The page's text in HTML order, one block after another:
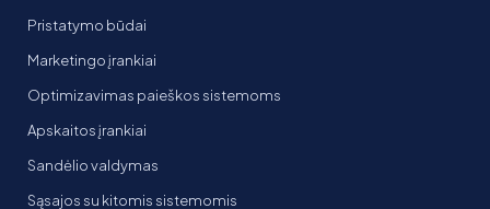
Pristatymo būdai
Marketingo įrankiai
Optimizavimas paieškos sistemoms
Apskaitos įrankiai
Sandėlio valdymas
Sąsajos su kitomis sistemomis